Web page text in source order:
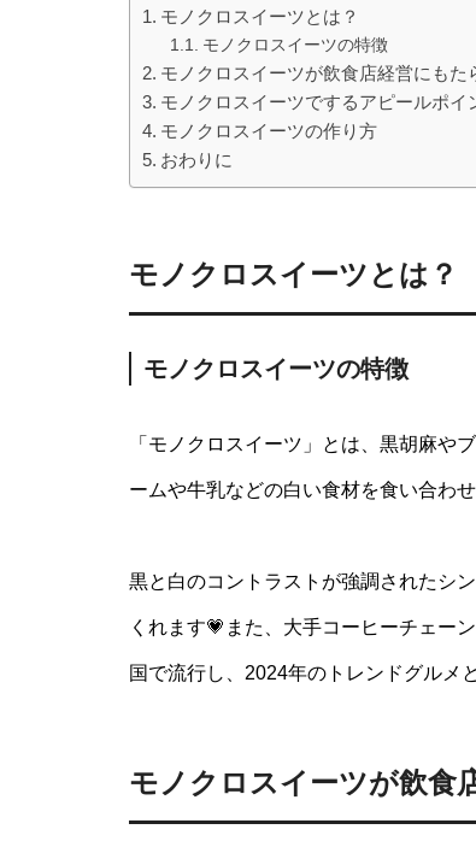
モノクロスイーツとは？
モノクロスイーツの特徴
モノクロスイーツが飲食店経営にもた
モノクロスイーツでするアピールポイ
モノクロスイーツの作り方
おわりに
モノクロスイーツとは？
モノクロスイーツの特徴
「モノクロスイーツ」とは、黒胡麻や
ームや牛乳などの白い食材を食い合わ
黒と白のコントラストが強調されたシ
くれます💗また、大手コーヒーチェー
国で流行し、2024年のトレンドグルメ
モノクロスイーツが飲食